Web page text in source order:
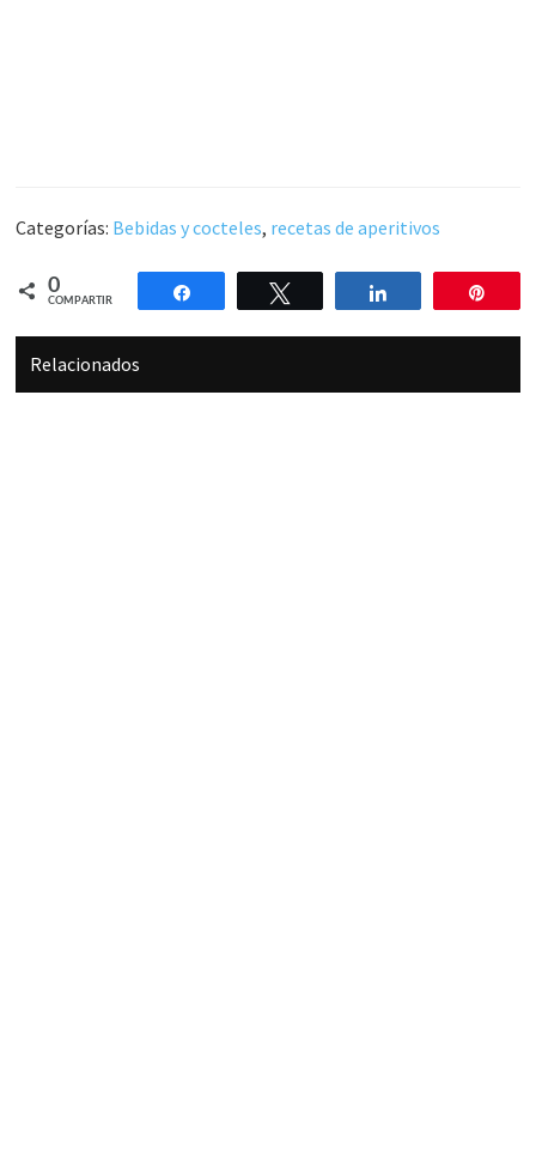
Categorías: Bebidas y cocteles, recetas de aperitivos
0
COMPARTIR
Compartir Compartir
Relacionados